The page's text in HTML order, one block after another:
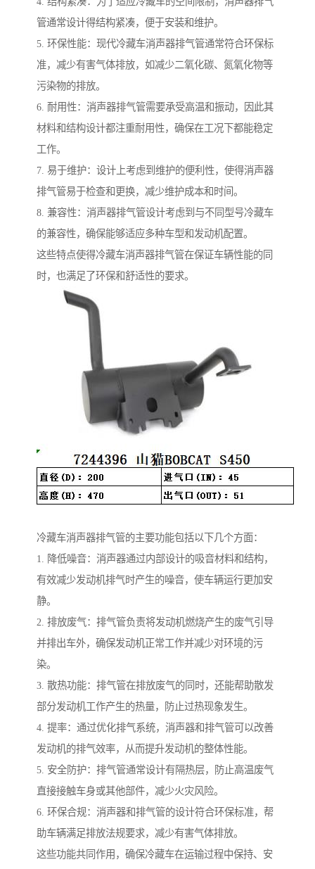
管通常设计得结构紧凑，便于安装和维护。
5. 环保性能：现代冷藏车消声器排气管通常符合环保标
准，减少有害气体排放，如减少二氧化碳、氮氧化物等
污染物的排放。
6. 耐用性：消声器排气管需要承受高温和振动，因此其
材料和结构设计都注重耐用性，确保在工况下都能稳定
工作。
7. 易于维护：设计上考虑到维护的便利性，使得消声器
排气管易于检查和更换，减少维护成本和时间。
8. 兼容性：消声器排气管设计考虑到与不同型号冷藏车
的兼容性，确保能够适应多种车型和发动机配置。
这些特点使得冷藏车消声器排气管在保证车辆性能的同
时，也满足了环保和舒适性的要求。
冷藏车消声器排气管的主要功能包括以下几个方面：
1. 降低噪音：消声器通过内部设计的吸音材料和结构，
有效减少发动机排气时产生的噪音，使车辆运行更加安
静。
2. 排放废气：排气管负责将发动机燃烧产生的废气引导
并排出车外，确保发动机正常工作并减少对环境的污
染。
3. 散热功能：排气管在排放废气的同时，还能帮助散发
部分发动机工作产生的热量，防止过热现象发生。
4. 提率：通过优化排气系统，消声器和排气管可以改善
发动机的排气效率，从而提升发动机的整体性能。
5. 安全防护：排气管通常设计有隔热层，防止高温废气
直接接触车身或其他部件，减少火灾风险。
6. 环保合规：消声器和排气管的设计符合环保标准，帮
助车辆满足排放法规要求，减少有害气体排放。
这些功能共同作用，确保冷藏车在运输过程中保持、安